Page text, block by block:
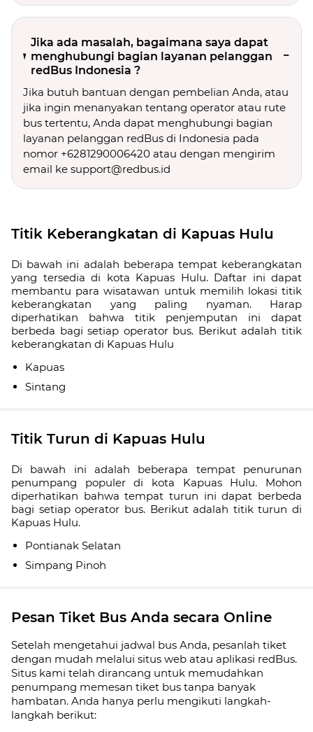
Jika ada masalah, bagaimana saya dapat
menghubungi bagian layanan pelanggan
redBus Indonesia ?
Jika butuh bantuan dengan pembelian Anda, atau
jika ingin menanyakan tentang operator atau rute
bus tertentu, Anda dapat menghubungi bagian
layanan pelanggan redBus di Indonesia pada
nomor +6281290006420 atau dengan mengirim
email ke support@redbus.id
Titik Keberangkatan di Kapuas Hulu
Di bawah ini adalah beberapa tempat keberangkatan
yang tersedia di kota Kapuas Hulu. Daftar ini dapat
membantu para wisatawan untuk memilih lokasi titik
keberangkatan yang paling nyaman. Harap
diperhatikan bahwa titik penjemputan ini dapat
berbeda bagi setiap operator bus. Berikut adalah titik
keberangkatan di Kapuas Hulu
Kapuas
Sintang
Titik Turun di Kapuas Hulu
Di bawah ini adalah beberapa tempat penurunan
penumpang populer di kota Kapuas Hulu. Mohon
diperhatikan bahwa tempat turun ini dapat berbeda
bagi setiap operator bus. Berikut adalah titik turun di
Kapuas Hulu.
Pontianak Selatan
Simpang Pinoh
Pesan Tiket Bus Anda secara Online
Setelah mengetahui jadwal bus Anda, pesanlah tiket
dengan mudah melalui situs web atau aplikasi redBus.
Situs kami telah dirancang untuk memudahkan
penumpang memesan tiket bus tanpa banyak
hambatan. Anda hanya perlu mengikuti langkah-
langkah berikut: